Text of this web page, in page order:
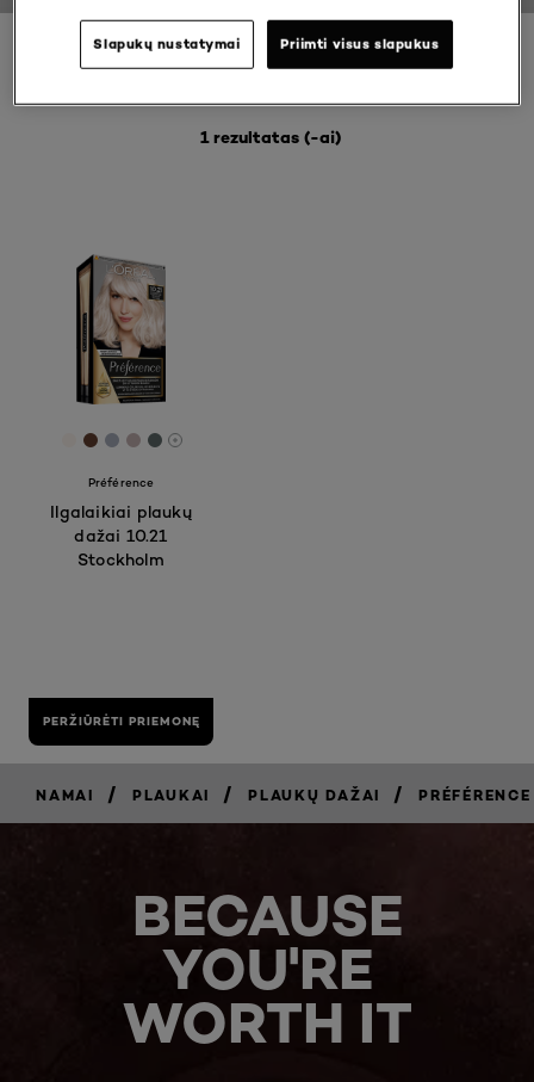
1 rezultatas (-ai)
[Color]: #fdf6f0
[Color]: #644031
[Color]: #A9AFBD
[Color]: #c6b3b4
[Color]: #606c6c
More shades are available
Préférence
Ilgalaikiai plaukų
dažai 10.21
Stockholm
PERŽIŪRĖTI PRIEMONĘ
NAMAI / PLAUKAI / PLAUKŲ DAŽAI / PRÉFÉRENCE
BECAUSE
YOU'RE
WORTH IT
Slapukų nustatymai Priimti visus slapukus